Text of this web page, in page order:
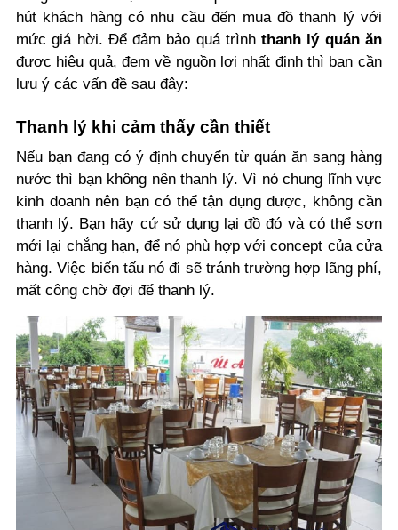
hút khách hàng có nhu cầu đến mua đồ thanh lý với
mức giá hời. Để đảm bảo quá trìnhthanh lý quán ăn
được hiệu quả, đem về nguồn lợi nhất định thì bạn cần
lưu ý các vấn đề sau đây:
Thanh lý khi cảm thấy cần thiết
Nếu bạn đang có ý định chuyển từ quán ăn sang hàng
nước thì bạn không nên thanh lý. Vì nó chung lĩnh vực
kinh doanh nên bạn có thể tận dụng được, không cần
thanh lý. Bạn hãy cứ sử dụng lại đồ đó và có thể sơn
mới lại chẳng hạn, để nó phù hợp với concept của cửa
hàng. Việc biến tấu nó đi sẽ tránh trường hợp lãng phí,
mất công chờ đợi để thanh lý.